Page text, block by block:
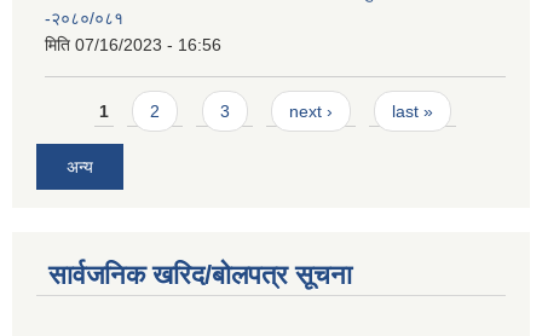
-२०८०/०८१
मिति 07/16/2023 - 16:56
Pages
1 2 3 next › last »
अन्य
सार्वजनिक खरिद/बोलपत्र सूचना